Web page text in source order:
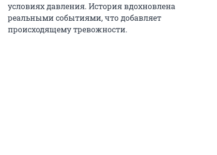
условиях давления. История вдохновлена
реальными событиями, что добавляет
происходящему тревожности.